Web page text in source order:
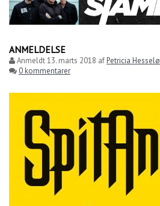
ANMELDELSE
Anmeldt13. marts 2018 afPetricia Hesselø
0 kommentarer